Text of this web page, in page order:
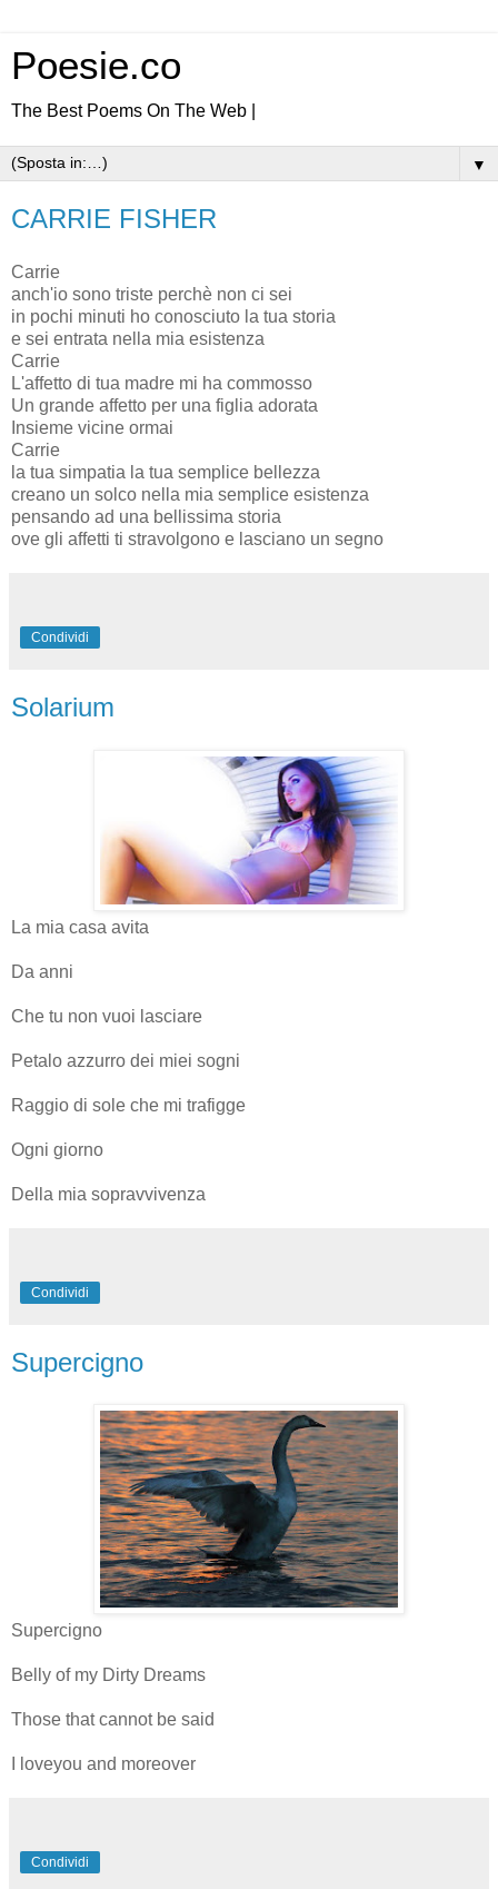
Poesie.co
The Best Poems On The Web |
▼
CARRIE FISHER
Carrie
anch'io sono triste perchè non ci sei
in pochi minuti ho conosciuto la tua storia
e sei entrata nella mia esistenza
Carrie
L'affetto di tua madre mi ha commosso
Un grande affetto per una figlia adorata
Insieme vicine ormai
Carrie
la tua simpatia la tua semplice bellezza
creano un solco nella mia semplice esistenza
pensando ad una bellissima storia
ove gli affetti ti stravolgono e lasciano un segno
Condividi
Solarium
La mia casa avita
Da anni
Che tu non vuoi lasciare
Petalo azzurro dei miei sogni
Raggio di sole che mi trafigge
Ogni giorno
Della mia sopravvivenza
Condividi
Supercigno
Supercigno
Belly of my Dirty Dreams
Those that cannot be said
I loveyou and moreover
Condividi